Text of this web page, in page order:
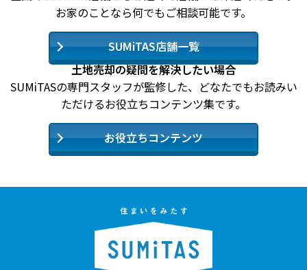
お家のことなら何でもご相談可能です。
SUMiTAS店舗一覧
土地売却の疑問を解決したい場合
SUMiTASの専門スタッフが監修した、どなたでもお読みい
ただけるお役立ちコンテンツ集です。
お役立ちコンテンツ